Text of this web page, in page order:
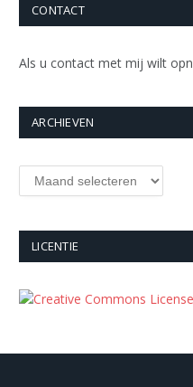
CONTACT
Als u contact met mij wilt
ARCHIEVEN
Archieven
LICENTIE